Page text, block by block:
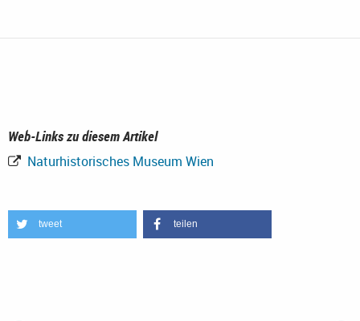
Web-Links zu diesem Artikel
Naturhistorisches Museum Wien
tweet teilen